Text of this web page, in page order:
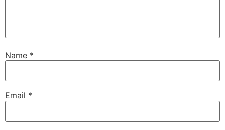
Name *
Email *